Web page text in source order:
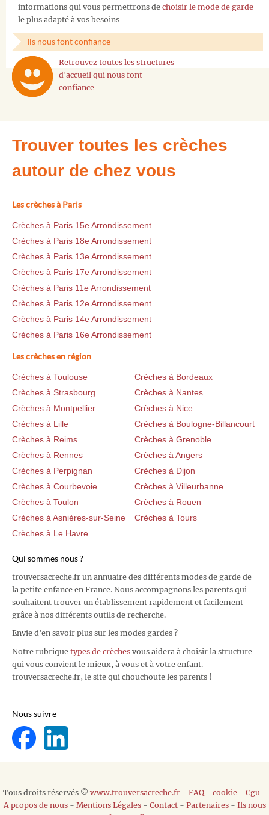
informations qui vous permettrons de choisir le mode de garde
le plus adapté à vos besoins
Ils nous font confiance
Retrouvez toutes les structures
d'accueil qui nous font
confiance
Trouver toutes les crèches
autour de chez vous
Les crèches à Paris
Crèches à Paris 15e Arrondissement
Crèches à Paris 18e Arrondissement
Crèches à Paris 13e Arrondissement
Crèches à Paris 17e Arrondissement
Crèches à Paris 11e Arrondissement
Crèches à Paris 12e Arrondissement
Crèches à Paris 14e Arrondissement
Crèches à Paris 16e Arrondissement
Les crèches en région
Crèches à Toulouse
Crèches à Bordeaux
Crèches à Strasbourg
Crèches à Nantes
Crèches à Montpellier
Crèches à Nice
Crèches à Lille
Crèches à Boulogne-Billancourt
Crèches à Reims
Crèches à Grenoble
Crèches à Rennes
Crèches à Angers
Crèches à Perpignan
Crèches à Dijon
Crèches à Courbevoie
Crèches à Villeurbanne
Crèches à Toulon
Crèches à Rouen
Crèches à Asnières-sur-Seine
Crèches à Tours
Crèches à Le Havre
Qui sommes nous ?
trouversacreche.fr un annuaire des différents modes de garde de
la petite enfance en France. Nous accompagnons les parents qui
souhaitent trouver un établissement rapidement et facilement
grâce à nos différents outils de recherche.
Envie d'en savoir plus sur les modes gardes ?
Notre rubrique types de crèches vous aidera à choisir la structure
qui vous convient le mieux, à vous et à votre enfant.
trouversacreche.fr, le site qui chouchoute les parents !
Nous suivre
Tous droits réservés © www.trouversacreche.fr- FAQ- cookie- Cgu-
A propos de nous- Mentions Légales- Contact- Partenaires- Ils nous